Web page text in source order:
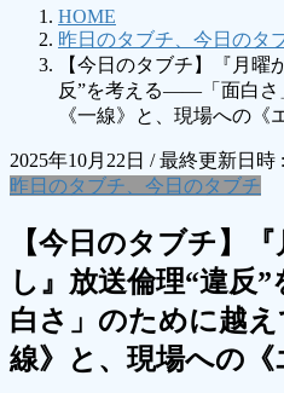
HOME
昨日のタブチ、今日のタ
【今日のタブチ】『月曜
反”を考える――「面白さ
《一線》と、現場への《
2025年10月22日 / 最終更新日時 :
昨日のタブチ、今日のタブチ
【今日のタブチ】
し』放送倫理“違
白さ」のために越
線》と、現場への《